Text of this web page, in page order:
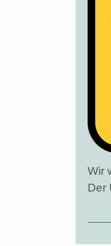
Wir
Der